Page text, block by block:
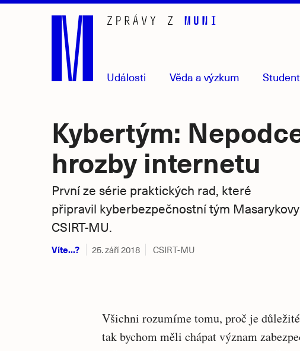
Události Věda a výzkum Student
Kybertým:
hrozby internetu
První ze série praktických rad, které
připravil kyberbezpečnostní tým
CSIRT-MU.
Víte...? 25. září 2018 CSIRT-MU
Všichni rozumíme tomu, proč je
tak bychom měli chápat význam